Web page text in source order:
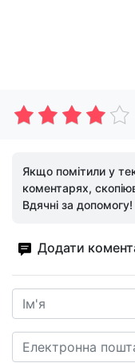
Якщо помітили у
коментарях,
Вдячні за допомогу!
Додати